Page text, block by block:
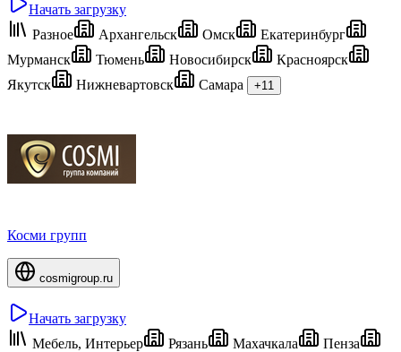
Начать загрузку
Разное
Архангельск Омск
Екатеринбург
Мурманск
Тюмень Новосибирск
Красноярск
Якутск
Нижневартовск Самара +11
Косми групп
cosmigroup.ru
Начать загрузку
Мебель, Интерьер
Рязань Махачкала
Пенза